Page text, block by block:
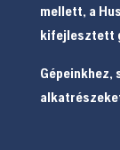
mellett, a
kifejlesztett
Gépeinkhez,